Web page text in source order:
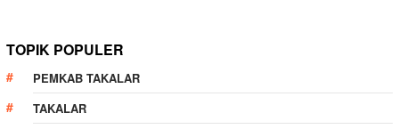
TOPIK POPULER
PEMKAB TAKALAR
TAKALAR